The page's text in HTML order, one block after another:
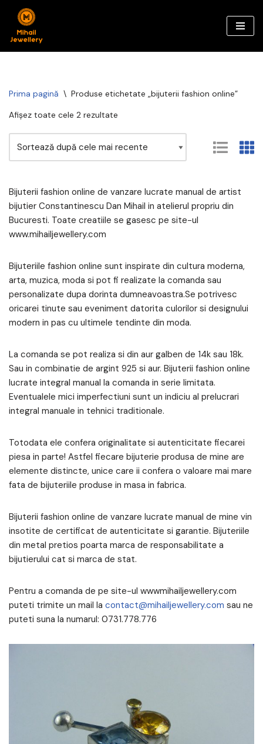
Sari
la
Prima pagină \ Produse etichetate „bijuterii fashion online”
Afișez toate cele 2 rezultate
Bijuterii fashion online de vanzare lucrate manual de artist
bijutier Constantinescu Dan Mihail in atelierul propriu din
Bucuresti. Toate creatiile se gasesc pe site-ul
www.mihailjewellery.com
Bijuteriile fashion online sunt inspirate din cultura moderna,
arta, muzica, moda si pot fi realizate la comanda sau
personalizate dupa dorinta dumneavoastra.Se potrivesc
oricarei tinute sau eveniment datorita culorilor si designului
modern in pas cu ultimele tendinte din moda.
La comanda se pot realiza si din aur galben de 14k sau 18k.
Sau in combinatie de argint 925 si aur. Bijuterii fashion online
lucrate integral manual la comanda in serie limitata.
Eventualele mici imperfectiuni sunt un indiciu al prelucrari
integral manuale in tehnici traditionale.
Totodata ele confera originalitate si autenticitate fiecarei
piesa in parte! Astfel fiecare bijuterie produsa de mine are
elemente distincte, unice care ii confera o valoare mai mare
fata de bijuteriile produse in masa in fabrica.
Bijuterii fashion online de vanzare lucrate manual de mine vin
insotite de certificat de autenticitate si garantie. Bijuteriile
din metal pretios poarta marca de responsabilitate a
bijutierului cat si marca de stat.
Pentru a comanda de pe site-ul wwwmihailjewellery.com
puteti trimite un mail la contact@mihailjewellery.com sau ne
puteti suna la numarul: 0731.778.776